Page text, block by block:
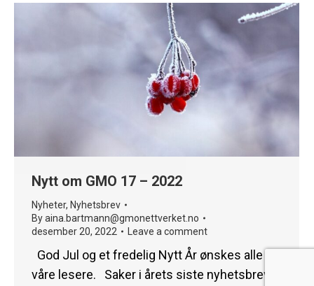
Nytt om GMO 17 – 2022
Nyheter, Nyhetsbrev
Byaina.bartmann@gmonettverket.no
desember 20, 2022
Leave a comment
God Jul og et fredelig Nytt År ønskes alle
våre lesere. Saker i årets siste nyhetsbrev: